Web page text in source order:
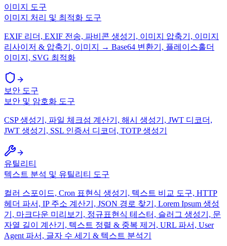
이미지 도구
이미지 처리 및 최적화 도구
EXIF 리더, EXIF 전송, 파비콘 생성기, 이미지 압축기, 이미지
리사이저 & 압축기, 이미지 → Base64 변환기, 플레이스홀더
이미지, SVG 최적화
보안 도구
보안 및 암호화 도구
CSP 생성기, 파일 체크섬 계산기, 해시 생성기, JWT 디코더,
JWT 생성기, SSL 인증서 디코더, TOTP 생성기
유틸리티
텍스트 분석 및 유틸리티 도구
컬러 스포이드, Cron 표현식 생성기, 텍스트 비교 도구, HTTP
헤더 파서, IP 주소 계산기, JSON 경로 찾기, Lorem Ipsum 생성
기, 마크다운 미리보기, 정규표현식 테스터, 슬러그 생성기, 문
자열 길이 계산기, 텍스트 정렬 & 중복 제거, URL 파서, User
Agent 파서, 글자 수 세기 & 텍스트 분석기